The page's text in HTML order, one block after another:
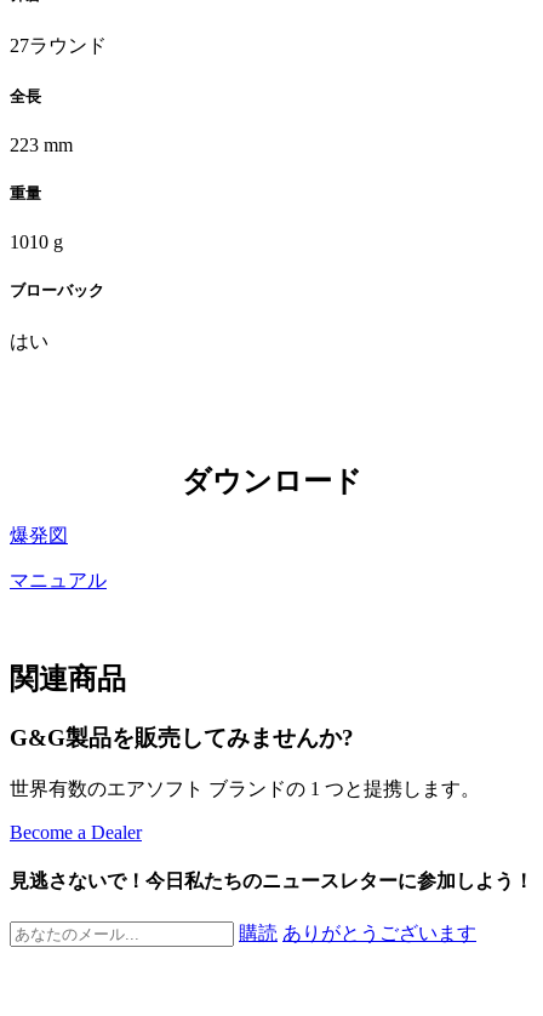
27ラウンド
全長
223 mm
重量
1010 g
ブローバック
はい
ダウンロード
爆発図
マニュアル
関連商品
G&G製品を販売してみませんか?
世界有数のエアソフト ブランドの 1 つと提携します。
Become a Dealer
見逃さないで！今日私たちのニュースレターに参加しよう！
購読 ありがとうございます